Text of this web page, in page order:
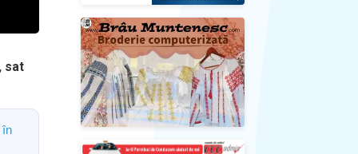
sat
în